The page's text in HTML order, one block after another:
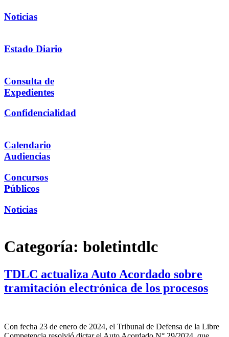
Noticias
Estado Diario
Consulta de
Expedientes
Confidencialidad
Calendario
Audiencias
Concursos
Públicos
Noticias
Categoría: boletintdlc
TDLC actualiza Auto Acordado sobre
tramitación electrónica de los procesos
Con fecha 23 de enero de 2024, el Tribunal de Defensa de la Libre